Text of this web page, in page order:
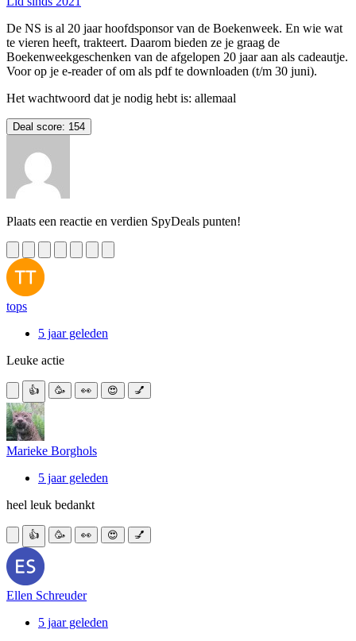
De NS is al 20 jaar hoofdsponsor van de Boekenweek. En wie wat
te vieren heeft, trakteert. Daarom bieden ze je graag de
Boekenweekgeschenken van de afgelopen 20 jaar aan als cadeautje.
Voor op je e-reader of om als pdf te downloaden (t/m 30 juni).
Het wachtwoord dat je nodig hebt is: allemaal
Deal score: 154
Plaats een reactie en verdien SpyDeals punten!
tops
5 jaar geleden
Leuke actie
👍 🥳 👀 😍 💅
Marieke Borghols
5 jaar geleden
heel leuk bedankt
👍 🥳 👀 😍 💅
Ellen Schreuder
5 jaar geleden